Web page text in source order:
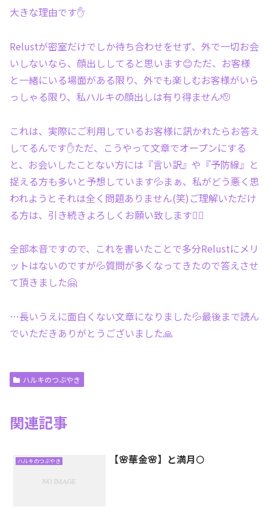
大きな理由です✋
Relustが密室だけでしか待ち合わせをせず、外で一切お会
いしないなら、顔出ししてると思います😊ただ、お客様
と一緒にいる場面がある限り、外でも楽しむお客様がいら
っしゃる限り、私ハルキの顔出しは有り得ません🫡
これは、実際にご利用しているお客様に訊かれたらお答え
してるんです✋ただ、こうやって文章でオープンにする
と、お会いしたことない方には『言い訳』や『予防線』と
捉える方も多いと予想しています💦まぁ、私がどう悪く思
われようとそれは全く問題ありません(笑)ご理解いただけ
る方は、引き続きよろしくお願い致します🙇‍♂️
全部本音ですので、これを書いたことで多分Relustにメリ
ットはないのですが💦質問が多くなってきたので答えさせ
て頂きました🤗
…長いうえに面白くない文章になりました💦最後まで読ん
でいただきありがとうございました🙏
ハルキのつぶやき
関連記事
ハルキのつぶやき 【🌸華金🌸】と満月🌕